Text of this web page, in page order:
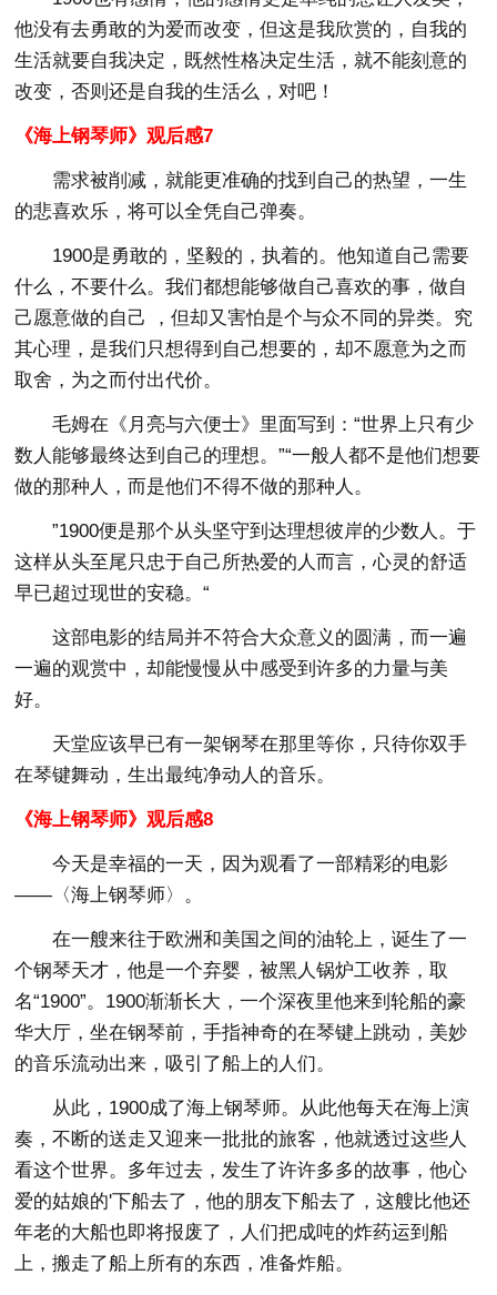
他没有去勇敢的为爱而改变，但这是我欣赏的，自我的
生活就要自我决定，既然性格决定生活，就不能刻意的
改变，否则还是自我的生活么，对吧！
《海上钢琴师》观后感7
需求被削减，就能更准确的找到自己的热望，一生
的悲喜欢乐，将可以全凭自己弹奏。
1900是勇敢的，坚毅的，执着的。他知道自己需要
什么，不要什么。我们都想能够做自己喜欢的事，做自
己愿意做的自己 ，但却又害怕是个与众不同的异类。究
其心理，是我们只想得到自己想要的，却不愿意为之而
取舍，为之而付出代价。
毛姆在《月亮与六便士》里面写到：“世界上只有少
数人能够最终达到自己的理想。”“一般人都不是他们想要
做的那种人，而是他们不得不做的那种人。
”1900便是那个从头坚守到达理想彼岸的少数人。于
这样从头至尾只忠于自己所热爱的人而言，心灵的舒适
早已超过现世的安稳。“
这部电影的结局并不符合大众意义的圆满，而一遍
一遍的观赏中，却能慢慢从中感受到许多的力量与美
好。
天堂应该早已有一架钢琴在那里等你，只待你双手
在琴键舞动，生出最纯净动人的音乐。
《海上钢琴师》观后感8
今天是幸福的一天，因为观看了一部精彩的电影
——〈海上钢琴师〉。
在一艘来往于欧洲和美国之间的油轮上，诞生了一
个钢琴天才，他是一个弃婴，被黑人锅炉工收养，取
名“1900”。1900渐渐长大，一个深夜里他来到轮船的豪
华大厅，坐在钢琴前，手指神奇的在琴键上跳动，美妙
的音乐流动出来，吸引了船上的人们。
从此，1900成了海上钢琴师。从此他每天在海上演
奏，不断的送走又迎来一批批的旅客，他就透过这些人
看这个世界。多年过去，发生了许许多多的故事，他心
爱的姑娘的'下船去了，他的朋友下船去了，这艘比他还
年老的大船也即将报废了，人们把成吨的炸药运到船
上，搬走了船上所有的东西，准备炸船。